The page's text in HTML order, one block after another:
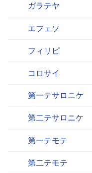
ガラテヤ
エフェソ
フィリピ
コロサイ
第一テサロニケ
第二テサロニケ
第一テモテ
第二テモテ